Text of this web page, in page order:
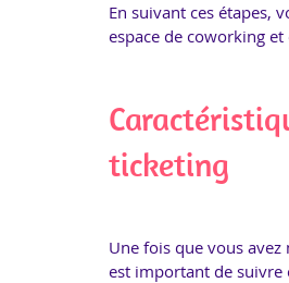
En suivant ces étapes,
espace de coworking
ticketing
Une fois que vous
est important de suivre